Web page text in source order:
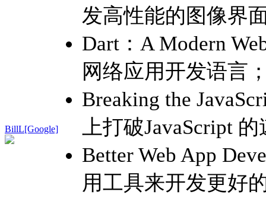
BillL[Google]
发高性能的图像界
Dart：A Modern
网络应用开发语言
Breaking the
上打破JavaScript
Better Web App
用工具来开发更好